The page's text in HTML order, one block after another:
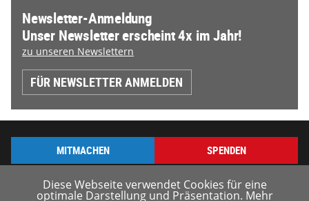
Diese Webseite verwendet Cookies für eine
optimale Darstellung und Präsentation. Mehr
Newsletter-Anmeldung
Unser Newsletter erscheint 4x im Jahr!
zu unseren Newslettern
FÜR NEWSLETTER ANMELDEN
MITMACHEN SPENDEN